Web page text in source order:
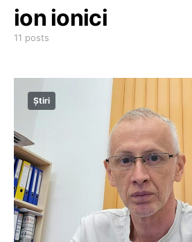
ion ionici
11 posts
Știri